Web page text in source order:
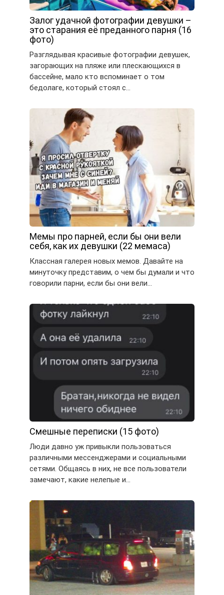
Залог удачной фотографии девушки –
это старания её преданного парня (16
фото)
Разглядывая красивые фотографии девушек,
загорающих на пляже или плескающихся в
бассейне, мало кто вспоминает о том
бедолаге, который стоял с…
Мемы про парней, если бы они вели
себя, как их девушки (22 мемаса)
Классная галерея новых мемов. Давайте на
минуточку представим, о чем бы думали и что
говорили парни, если бы они вели…
Смешные переписки (15 фото)
Люди давно уж привыкли пользоваться
различными мессенджерами и социальными
сетями. Общаясь в них, не все пользователи
замечают, какие нелепые и…